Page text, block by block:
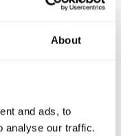
About
and ads, to
analyse our traffic.
QUE UNA SIMPLE
las opciones más
por su gran